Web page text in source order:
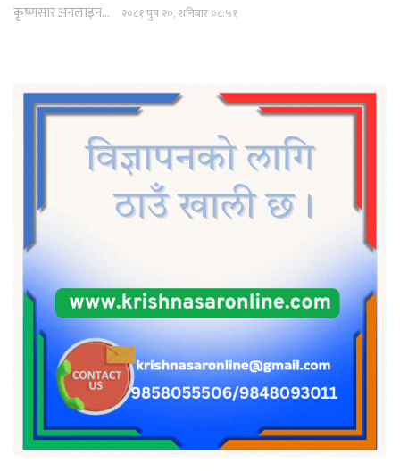
कृष्णसार अनलाइन २०८१ पुष २०, शनिबार ०८:५१